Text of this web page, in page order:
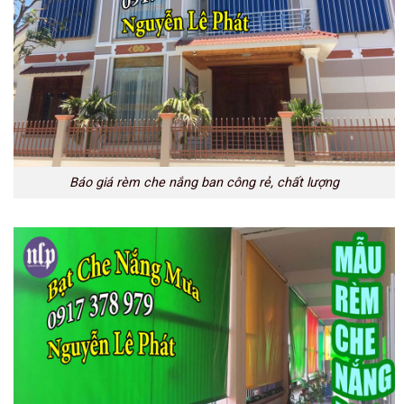
Báo giá rèm che nắng ban công rẻ, chất lượng